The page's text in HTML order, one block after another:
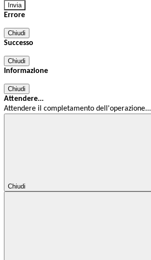
Errore
Chiudi
Successo
Chiudi
Informazione
Chiudi
Attendere...
Attendere il completamento dell'operazione...
Chiudi